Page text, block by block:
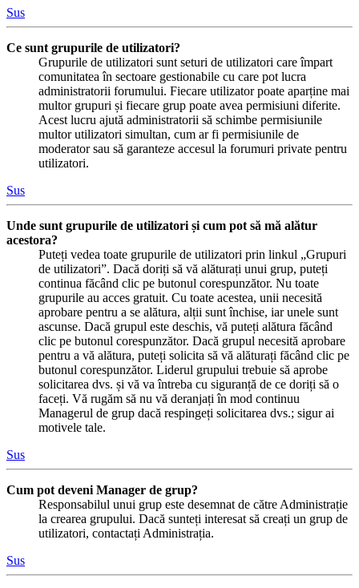
Sus
Ce sunt grupurile de utilizatori?
Grupurile de utilizatori sunt seturi de utilizatori care împart
comunitatea în sectoare gestionabile cu care pot lucra
administratorii forumului. Fiecare utilizator poate aparține mai
multor grupuri și fiecare grup poate avea permisiuni diferite.
Acest lucru ajută administratorii să schimbe permisiunile
multor utilizatori simultan, cum ar fi permisiunile de
moderator sau să garanteze accesul la forumuri private pentru
utilizatori.
Sus
Unde sunt grupurile de utilizatori și cum pot să mă alătur
acestora?
Puteți vedea toate grupurile de utilizatori prin linkul „Grupuri
de utilizatori”. Dacă doriți să vă alăturați unui grup, puteți
continua făcând clic pe butonul corespunzător. Nu toate
grupurile au acces gratuit. Cu toate acestea, unii necesită
aprobare pentru a se alătura, alții sunt închise, iar unele sunt
ascunse. Dacă grupul este deschis, vă puteți alătura făcând
clic pe butonul corespunzător. Dacă grupul necesită aprobare
pentru a vă alătura, puteți solicita să vă alăturați făcând clic pe
butonul corespunzător. Liderul grupului trebuie să aprobe
solicitarea dvs. și vă va întreba cu siguranță de ce doriți să o
faceți. Vă rugăm să nu vă deranjați în mod continuu
Managerul de grup dacă respingeți solicitarea dvs.; sigur ai
motivele tale.
Sus
Cum pot deveni Manager de grup?
Responsabilul unui grup este desemnat de către Administrație
la crearea grupului. Dacă sunteți interesat să creați un grup de
utilizatori, contactați Administrația.
Sus